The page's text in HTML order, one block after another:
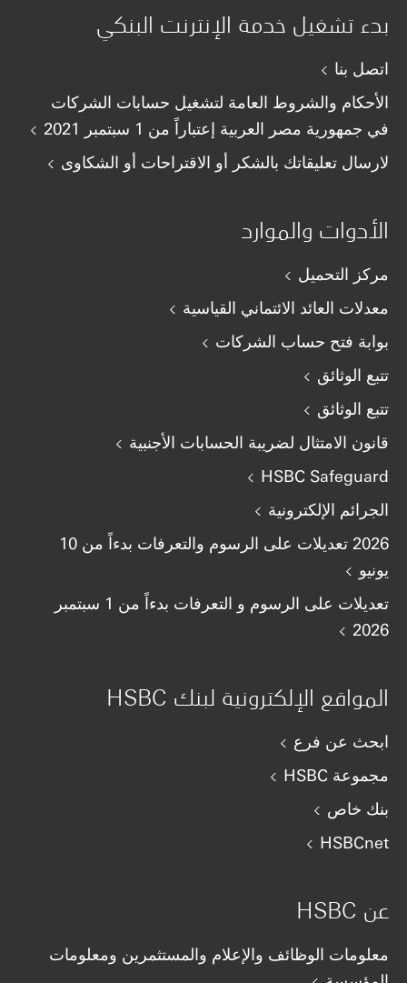
بدء تشغيل خدمة الإنترنت البنكي
اتصل بنا
الأحكام والشروط العامة لتشغيل حسابات الشركات
في جمهورية مصر العربية إعتباراً من 1 سبتمبر 2021
لارسال تعليقاتك بالشكر أو الاقتراحات أو الشكاوى
الأدوات والموارد
مركز التحميل
معدلات العائد الائتماني القياسية
بوابة فتح حساب الشركات
تتبع الوثائق
تتبع الوثائق
قانون الامتثال لضريبة الحسابات الأجنبية
HSBC Safeguard
الجرائم الإلكترونية
2026 تعديلات على الرسوم والتعرفات بدءاً من 10
يونيو
تعديلات على الرسوم و التعرفات بدءاً من 1 سبتمبر
2026
المواقع الإلكترونية لبنك HSBC
ابحث عن فرع
مجموعة HSBC
بنك خاص
HSBCnet
عن HSBC
معلومات الوظائف والإعلام والمستثمرين ومعلومات